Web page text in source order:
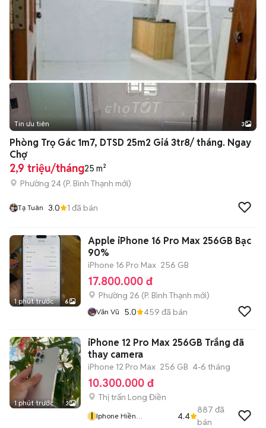
Tin ưu tiên 3
Phòng Trọ Gác 1m7, DTSD 25m2 Giá 3tr8/ tháng. Ngay
Chợ
2,9 triệu/tháng25 m²
Phường 24 (P. Bình Thạnh mới)
Tạ Tuân 3.0 1 đã bán
1 phút trước 6
Apple iPhone 16 Pro Max 256GB Bạc
90%
iPhone 16 Pro Max 256 GB
17.800.000 đ
Phường 26 (P. Bình Thạnh mới)
Văn Vũ 5.0 459 đã bán
1 phút trước 3
iPhone 12 Pro Max 256GB Trắng đã
thay camera
iPhone 12 Pro Max 256 GB 4-6 tháng
10.300.000 đ
Thị trấn Long Điền
I Iphone Hiền
4.4
887 đã
bán